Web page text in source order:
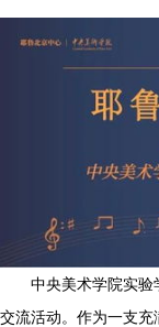
中央美术学院实验
交流活动。作为一支